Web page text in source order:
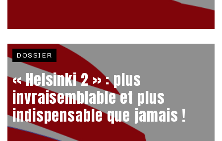
DOSSIER
« Helsinki 2 » : plus
invraisemblable et plus
indispensable que jamais !